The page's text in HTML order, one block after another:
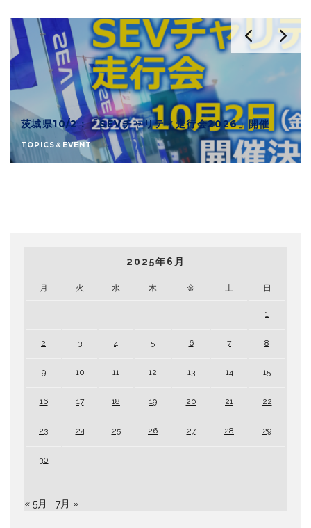
茨城県10/2：「SEVチャリティ走行会2026」開催
TOPICS＆EVENT
2025年6月
月 火 水 木 金 土 日
1
2 3 4 5 6 7 8
9 10 11 12 13 14 15
16 17 18 19 20 21 22
23 24 25 26 27 28 29
30
« 5月 7月 »